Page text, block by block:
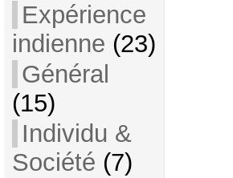
Expérience
indienne (23)
Général
(15)
Individu &
Société (7)